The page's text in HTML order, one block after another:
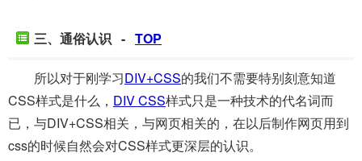
三、通俗认识 - TOP
所以对于刚学习DIV+CSS的我们不需要特别刻意知道
CSS样式是什么， DIV CSS样式只是一种技术的代名词而
已，与DIV+CSS相关，与网页相关的，在以后制作网页用到
css的时候自然会对CSS样式更深层的认识。